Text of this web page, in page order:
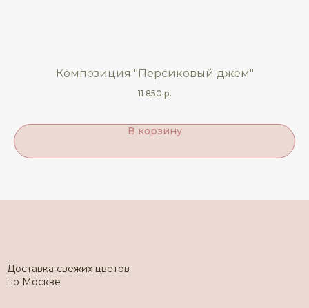
Композиция "Персиковый джем"
11 850 р.
В корзину
Доставка свежих цветов
по Москве